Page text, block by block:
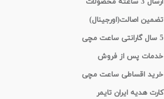
تضمین اصالت(اورجینال)
5 سال گارانتی ساعت مچی
خدمات پس از فروش
خرید اقساطی ساعت مچی
کارت هدیه ایران تایمر